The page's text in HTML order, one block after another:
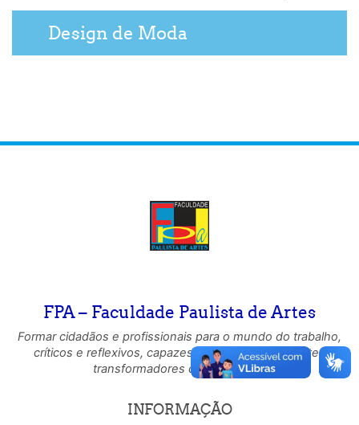
Design de Moda
FPA – Faculdade Paulista de Artes
Formar cidadãos e profissionais para o mundo do trabalho,
críticos e reflexivos, capazes de atuar como agentes
transformadores da sociedade.
INFORMAÇÃO